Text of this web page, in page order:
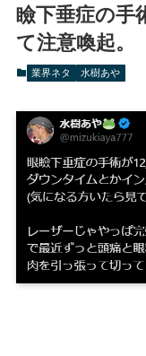
瞼下垂症の手
て注意喚起。
業界ネタ 水樹あや